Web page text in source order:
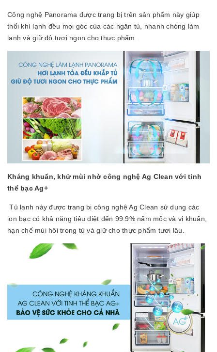
Công nghệ Panorama được trang bị trên sản phẩm này giúp
thổi khí lạnh đều mọi góc của các ngăn tủ, nhanh chóng làm
lạnh và giữ độ tươi ngon cho thực phẩm.
Kháng khuẩn, khử mùi nhờ công nghệ Ag Clean với tinh
thể bạc Ag+
Tủ lạnh này được trang bị công nghệ Ag Clean sử dụng các
ion bạc có khả năng tiêu diệt đến 99.9% nấm mốc và vi khuẩn,
hạn chế mùi hôi trong tủ và giữ cho thực phẩm tươi lâu.